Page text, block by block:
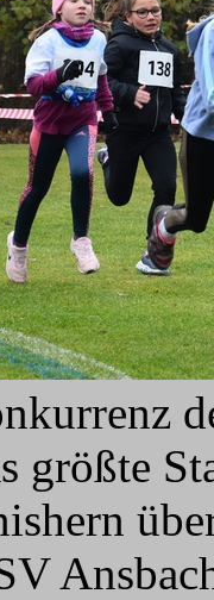
größte